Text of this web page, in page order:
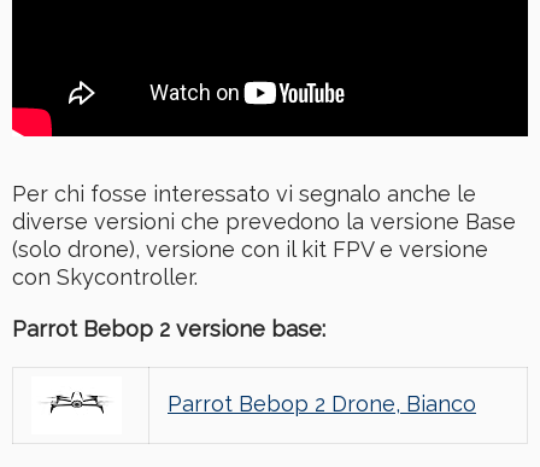
Per chi fosse interessato vi segnalo anche le
diverse versioni che prevedono la versione Base
(solo drone), versione con il kit FPV e versione
con Skycontroller.
Parrot Bebop 2 versione base:
Parrot Bebop 2 Drone, Bianco